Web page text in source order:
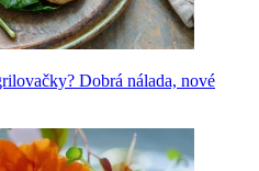
Dobrá nálada, nové